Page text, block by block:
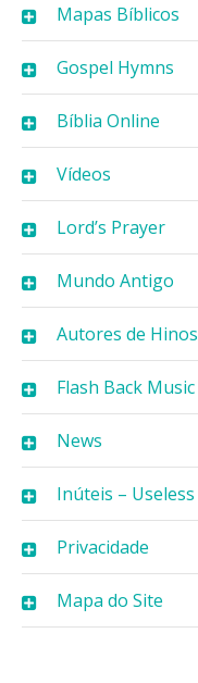
Mapas Bíblicos
Gospel Hymns
Bíblia Online
Vídeos
Lord’s Prayer
Mundo Antigo
Autores de Hinos
Flash Back Music
News
Inúteis – Useless
Privacidade
Mapa do Site